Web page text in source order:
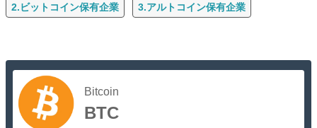
2.ビットコイン保有企業 3.アルトコイン保有企業
Bitcoin
BTC